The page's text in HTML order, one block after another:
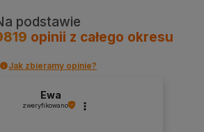
podstawie
opinii z całego okresu
Jak zbieramy opinie?
Ewa
zweryfikowano